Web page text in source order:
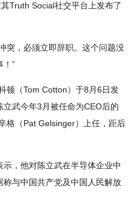
Truth Social社交平台上发布了
突，必须立即辞职。这个问题没
！”
顿（Tom Cotton）于8月6日发
武今年3月被任命为CEO后的
格（Pat Gelsinger）上任，距后
，他对陈立武在半导体企业中
与中国共产党及中国人民解放